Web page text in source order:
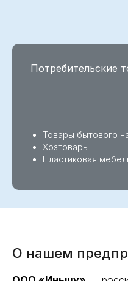
Потребительские
Товары бытового
Хозтовары
Пластиковая
О нашем